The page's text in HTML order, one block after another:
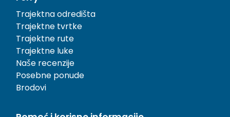
Trajektna odredišta
Trajektne tvrtke
Trajektne rute
Trajektne luke
Naše recenzije
Posebne ponude
Brodovi